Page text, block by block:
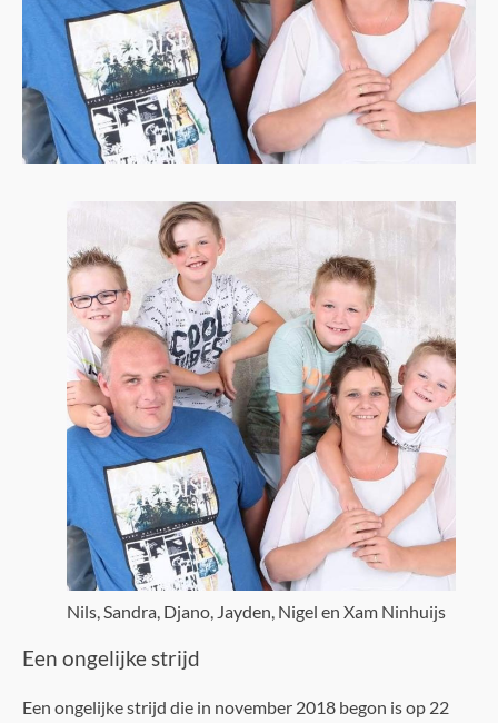
Nils, Sandra, Djano, Jayden, Nigel en Xam Ninhuijs
Een ongelijke strijd
Een ongelijke strijd die in november 2018 begon is op 22